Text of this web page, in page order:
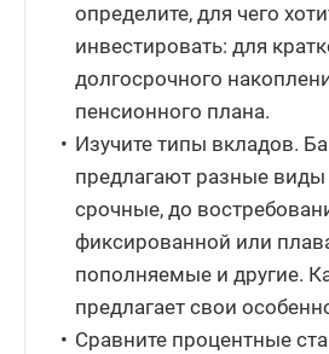
определите, для чего
инвестировать: для
долгосрочного
пенсионного плана.
Изучите типы вкладов.
предлагают разные виды
срочные, до
фиксированной или
пополняемые и другие.
предлагает свои
Сравните процентные